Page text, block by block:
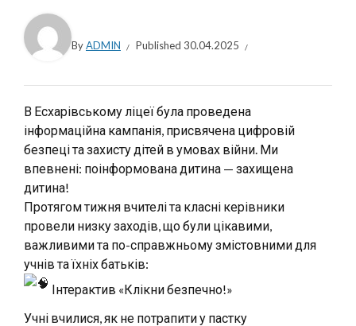
ByADMIN Published 30.04.2025
В Есхарівському ліцеї була проведена
інформаційна кампанія, присвячена цифровій
безпеці та захисту дітей в умовах війни. Ми
впевнені: поінформована дитина — захищена
дитина!
Протягом тижня вчителі та класні керівники
провели низку заходів, що були цікавими,
важливими та по-справжньому змістовними для
учнів та їхніх батьків:
Інтерактив «Клікни безпечно!»
Учні вчилися, як не потрапити у пастку